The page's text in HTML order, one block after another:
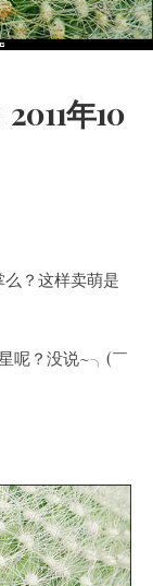
年10
？这样卖萌是
呢？没说~╮(￣